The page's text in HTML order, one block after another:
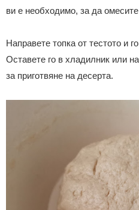
ви е необходимо, за да
Направете топка от тестото и
Оставете го в хладилник или
за приготвяне на десерта.